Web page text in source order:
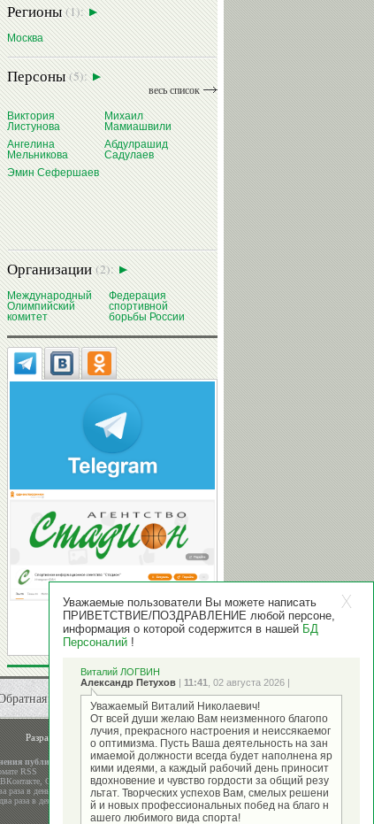
Регионы(1):
Москва
Персоны(5):
весь список
Виктория
Листунова
Михаил
Мамиашвили
Ангелина
Мельникова
Абдулрашид
Садулаев
Эмин Сефершаев
Организации(2):
Международный
Олимпийский
комитет
Федерация
спортивной
борьбы России
связь
Разработка и поддержкаООО "Стадион"
публикаций
RSS
ВКонтакте,Google+
раза в день)
раза в день)
Уважаемые пользователи Вы можете написать
ПРИВЕТСТВИЕ/ПОЗДРАВЛЕНИЕ любой персоне,
информация о которой содержится в нашей БД
Персоналий !
Виталий ЛОГВИН
Александр Петухов | 11:41 , 02 августа 2026 |
Уважаемый Виталий Николаевич!
От всей души желаю Вам неизменного благопо
лучия, прекрасного настроения и неиссякаемог
о оптимизма. Пусть Ваша деятельность на зан
имаемой должности всегда будет наполнена яр
кими идеями, а каждый рабочий день приносит
вдохновение и чувство гордости за общий резу
льтат. Творческих успехов Вам, смелых решени
й и новых профессиональных побед на благо н
ашего любимого вида спорта!